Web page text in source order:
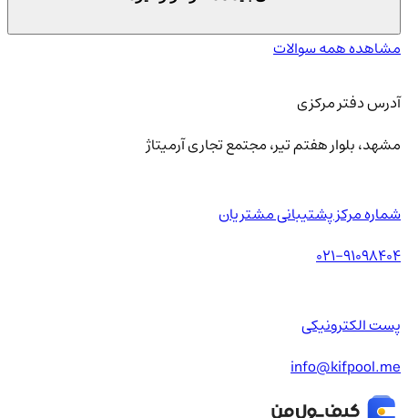
مشاهده همه سوالات
آدرس دفتر مرکزی
مشهد، بلوار هفتم تیر، مجتمع تجاری آرمیتاژ
شماره مرکز پشتیبانی مشتریان
021-91098404
پست الکترونیکی
info@kifpool.me